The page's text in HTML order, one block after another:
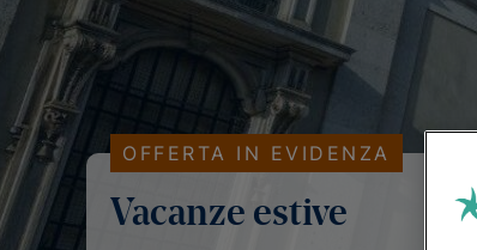
OFFERTA IN EVIDENZA
Vacanze estive